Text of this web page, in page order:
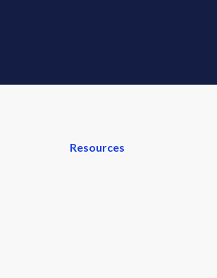
Resources